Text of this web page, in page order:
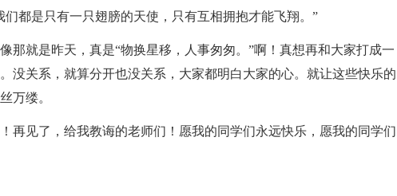
都是只有一只翅膀的天使，只有互相拥抱才能飞翔。”
那就是昨天，真是“物换星移，人事匆匆。”啊！真想再和大家打成一
没关系，就算分开也没关系，大家都明白大家的心。就让这些快乐的
万缕。
再见了，给我教诲的老师们！愿我的同学们永远快乐，愿我的同学们